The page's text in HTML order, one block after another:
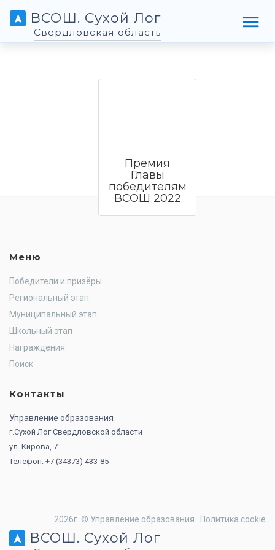
ВСОШ. Сухой Лог
Свердловская область
Премия
Главы
победителям
ВСОШ 2022
Меню
Победители и призёры
Региональный этап
Муниципальный этап
Школьный этап
Награждения
Поиск
Контакты
Управление образования
г.Сухой Лог Свердловской области
ул. Кирова, 7
Телефон: +7 (34373) 433-85
2026г. © Управление образования · Политика cookie
ВСОШ. Сухой Лог